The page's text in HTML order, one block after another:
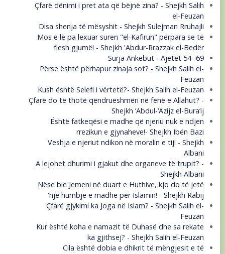
Çfarë dënimi i pret ata që bëjnë zina? - Shejkh Salih
el-Feuzan
Disa shenja të mësyshit - Shejkh Sulejman Rruhajli
Mos e lë pa lexuar suren "el-Kafirun" përpara se të
flesh gjumë! - Shejkh 'Abdur-Rrazzak el-Bedër
Surja Ankebut - Ajetet 54 -69
Përse është përhapur zinaja sot? - Shejkh Salih el-
Feuzan
Kush është Selefi i vërtetë?- Shejkh Salih el-Feuzan
Çfarë do të thotë qëndrueshmëri në fenë e Allahut? -
Shejkh ‘Abdul-‘Azijz el-Bura’ij
Është fatkeqësi e madhe që njeriu nuk e ndjen
rrezikun e gjynaheve!- Shejkh Ibën Bazi
Veshja e njeriut ndikon në moralin e tij! - Shejkh
Albani
A lejohet dhurimi i gjakut dhe organeve të trupit? -
Shejkh Albani
Nëse bie Jemeni në duart e Huthive, kjo do të jetë
një humbje e madhe për Islamin! - Shejkh Rabij'
Çfarë gjykimi ka Joga në Islam? - Shejkh Salih el-
Feuzan
Kur është koha e namazit të Duhasë dhe sa rekate
ka gjithsej? - Shejkh Salih el-Feuzan
Cila është dobia e dhikrit të mëngjesit e të